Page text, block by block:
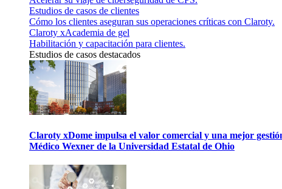
Estudios de casos de clientes
Cómo los clientes aseguran sus operaciones críticas con Claroty.
Claroty xAcademia de gel
Habilitación y capacitación para clientes.
Estudios de casos destacados
Claroty xDome impulsa el valor comercial y una mejor
Médico Wexner de la Universidad Estatal de Ohio